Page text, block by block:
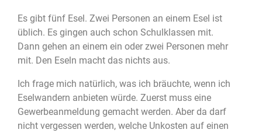
Es gibt fünf Esel. Zwei Personen an einem Esel ist
üblich. Es gingen auch schon Schulklassen mit.
Dann gehen an einem ein oder zwei Personen mehr
mit. Den Eseln macht das nichts aus.
Ich frage mich natürlich, was ich bräuchte, wenn ich
Eselwandern anbieten würde. Zuerst muss eine
Gewerbeanmeldung gemacht werden. Aber da darf
nicht vergessen werden, welche Unkosten auf einen